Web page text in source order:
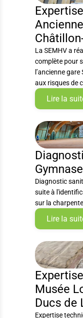
La SEMHV a
complète pour
l’ancienne
aux risques de
Lire la
Diagnostic
suite à
sur la
Lire la
Musée
Ducs de
Expertise